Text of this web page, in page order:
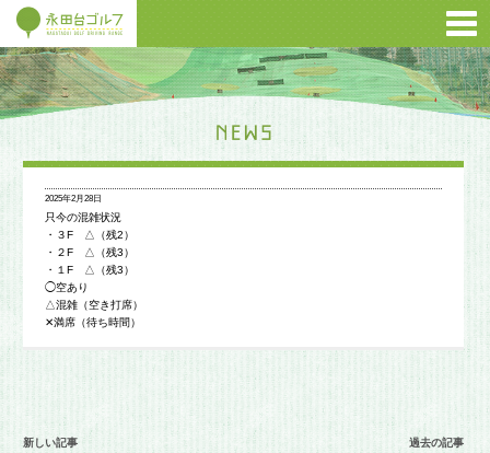
2025年2月28日
只今の混雑状況
・３F △（残2）
・２F △（残3）
・１F △（残3）
◯空あり
△混雑（空き打席）
✕満席（待ち時間）
新しい記事 過去の記事